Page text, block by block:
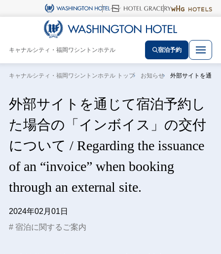
キャナルシティ・福岡ワシントンホテル 宿泊予約
キャナルシティ・福岡ワシントンホテル トップ お知らせ 外部サイトを通じ
外部サイトを通じて宿泊予約し
た場合の「インボイス」の交付
について / Regarding the issuance
of an “invoice” when booking
through an external site.
2024年02月01日
宿泊に関するご案内